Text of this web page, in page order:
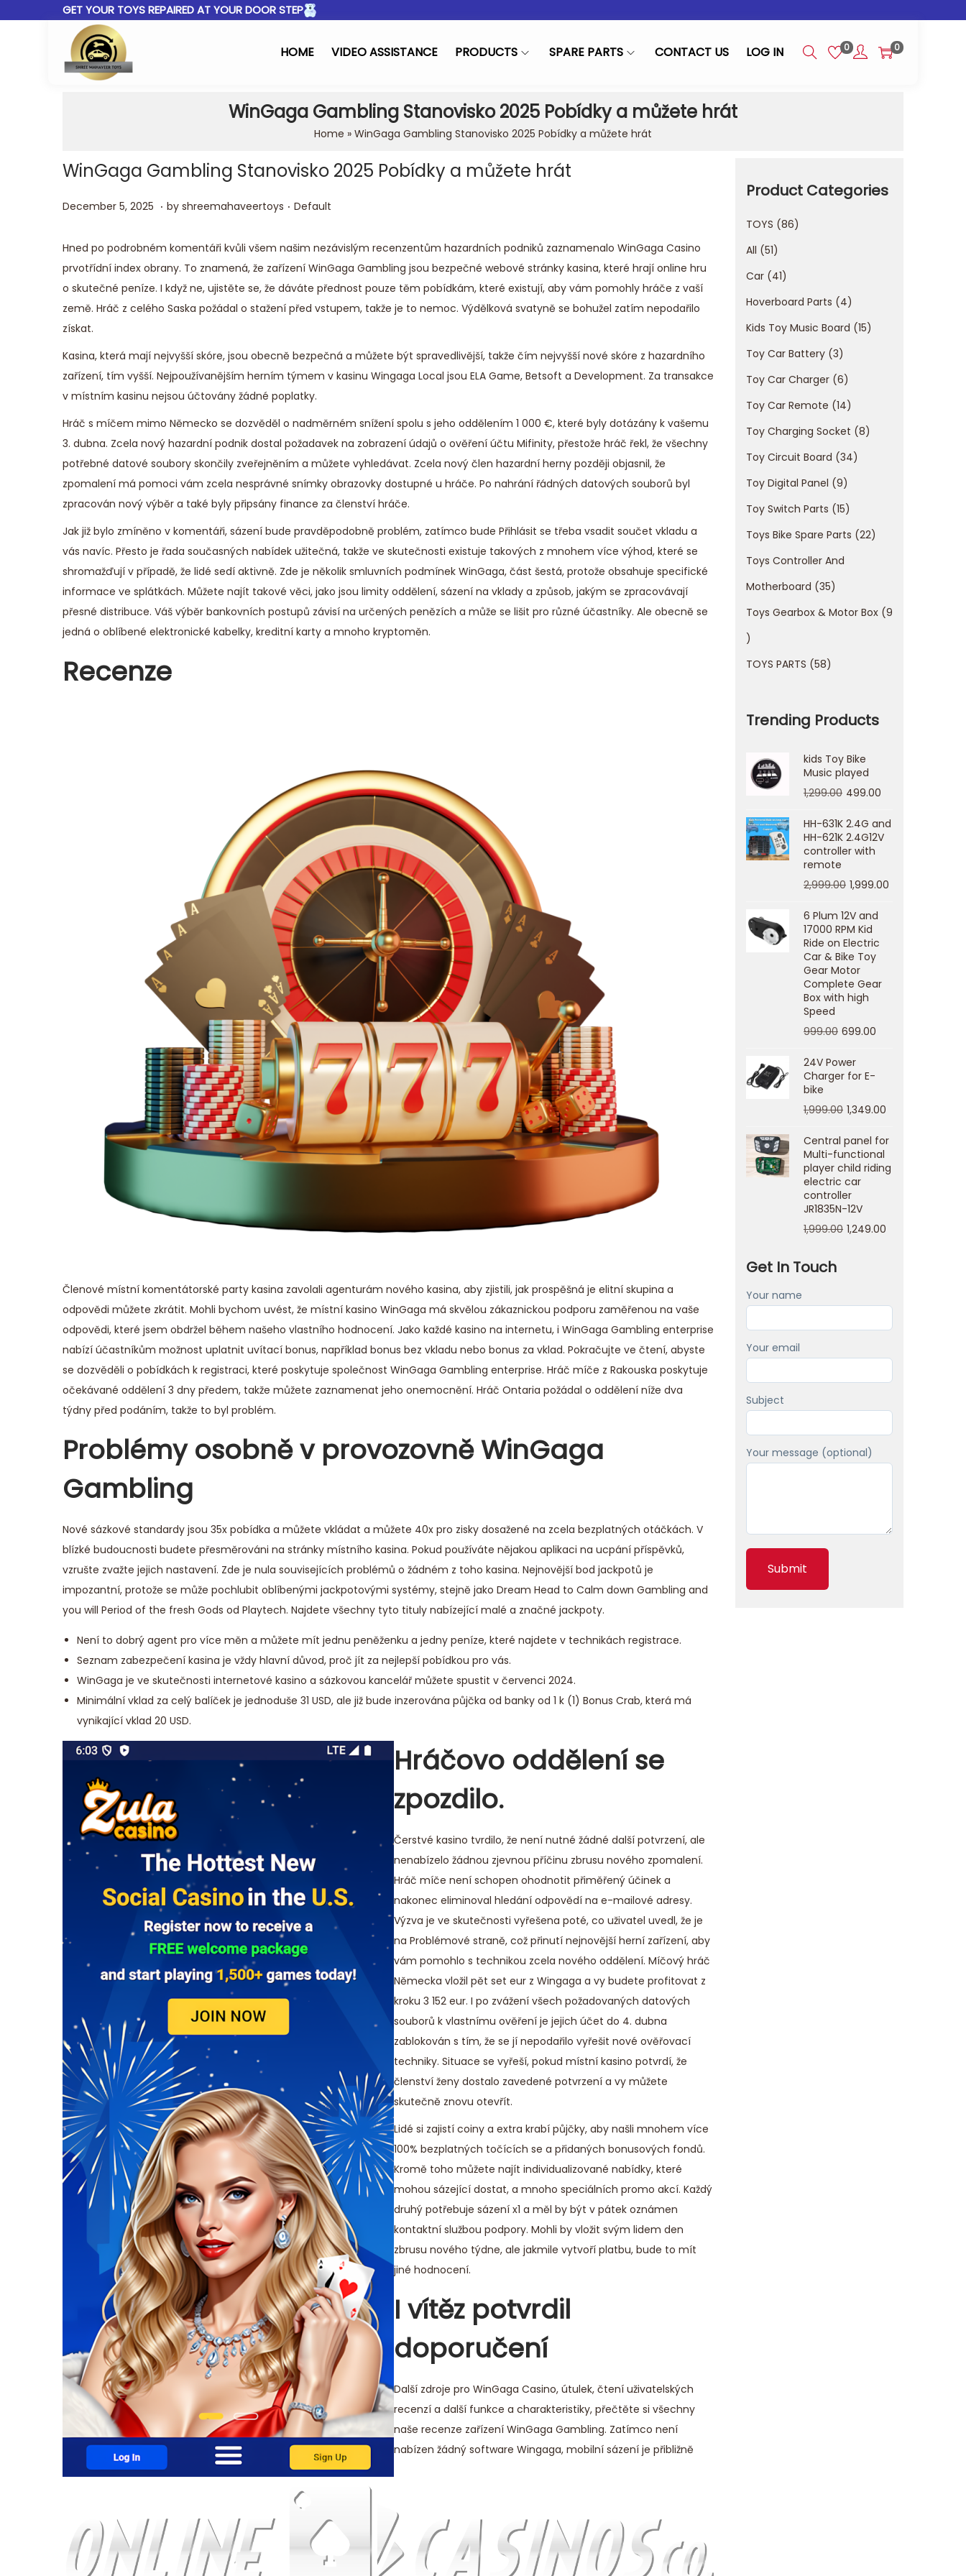
GET YOUR TOYS REPAIRED AT YOUR DOOR STEP
HOME VIDEO ASSISTANCE PRODUCTS SPARE PARTS CONTACT US LOG IN 0 0
WinGaga Gambling Stanovisko 2025 Pobídky a můžete hrát
Home » WinGaga Gambling Stanovisko 2025 Pobídky a můžete hrát
WinGaga Gambling Stanovisko 2025 Pobídky a můžete hrát
Posted on
December 5, 2025 D
c
e
m
b
0
2
5
. by shreemahaveertoys . Posted in
Default
Hned po podrobném komentáři kvůli všem našim nezávislým recenzentům hazardních podniků zaznamenalo WinGaga Casino
prvotřídní index obrany. To znamená, že zařízení WinGaga Gambling jsou bezpečné webové stránky kasina, které hrají online hru
o skutečné peníze. I když ne, ujistěte se, že dáváte přednost pouze těm pobídkám, které existují, aby vám pomohly hráče z vaší
země. Hráč z celého Saska požádal o stažení před vstupem, takže je to nemoc. Výdělková svatyně se bohužel zatím nepodařilo
získat.
Kasina, která mají nejvyšší skóre, jsou obecně bezpečná a můžete být spravedlivější, takže čím nejvyšší nové skóre z hazardního
zařízení, tím vyšší. Nejpoužívanějším herním týmem v kasinu Wingaga Local jsou ELA Game, Betsoft a Development. Za transakce
v místním kasinu nejsou účtovány žádné poplatky.
Hráč s míčem mimo Německo se dozvěděl o nadměrném snížení spolu s jeho oddělením 1 000 €, které byly dotázány k vašemu
3. dubna. Zcela nový hazardní podnik dostal požadavek na zobrazení údajů o ověření účtu Mifinity, přestože hráč řekl, že všechny
potřebné datové soubory skončily zveřejněním a můžete vyhledávat. Zcela nový člen hazardní herny později objasnil, že
zpomalení má pomoci vám zcela nesprávné snímky obrazovky dostupné u hráče. Po nahrání řádných datových souborů byl
zpracován nový výběr a také byly připsány finance za členství hráče.
Jak již bylo zmíněno v komentáři, sázení bude pravděpodobně problém, zatímco bude Přihlásit se třeba vsadit součet vkladu a
vás navíc. Přesto je řada současných nabídek užitečná, takže ve skutečnosti existuje takových z mnohem více výhod, které se
shromažďují v případě, že lidé sedí aktivně. Zde je několik smluvních podmínek WinGaga, část šestá, protože obsahuje specifické
informace ve splátkách. Můžete najít takové věci, jako jsou limity oddělení, sázení na vklady a způsob, jakým se zpracovávají
přesné distribuce. Váš výběr bankovních postupů závisí na určených penězích a může se lišit pro různé účastníky. Ale obecně se
jedná o oblíbené elektronické kabelky, kreditní karty a mnoho kryptoměn.
Recenze
Členové místní komentátorské party kasina zavolali agenturám nového kasina, aby zjistili, jak prospěšná je elitní skupina a
odpovědi můžete zkrátit. Mohli bychom uvést, že místní kasino WinGaga má skvělou zákaznickou podporu zaměřenou na vaše
odpovědi, které jsem obdržel během našeho vlastního hodnocení. Jako každé kasino na internetu, i WinGaga Gambling enterprise
nabízí účastníkům možnost uplatnit uvítací bonus, například bonus bez vkladu nebo bonus za vklad. Pokračujte ve čtení, abyste
se dozvěděli o pobídkách k registraci, které poskytuje společnost WinGaga Gambling enterprise. Hráč míče z Rakouska poskytuje
očekávané oddělení 3 dny předem, takže můžete zaznamenat jeho onemocnění. Hráč Ontaria požádal o oddělení níže dva
týdny před podáním, takže to byl problém.
Problémy osobně v provozovně WinGaga
Gambling
Nové sázkové standardy jsou 35x pobídka a můžete vkládat a můžete 40x pro zisky dosažené na zcela bezplatných otáčkách. V
blízké budoucnosti budete přesměrováni na stránky místního kasina. Pokud používáte nějakou aplikaci na ucpání příspěvků,
vzrušte zvažte jejich nastavení. Zde je nula souvisejících problémů o žádném z toho kasina. Nejnovější bod jackpotů je
impozantní, protože se může pochlubit oblíbenými jackpotovými systémy, stejně jako Dream Head to Calm down Gambling and
you will Period of the fresh Gods od Playtech. Najdete všechny tyto tituly nabízející malé a značné jackpoty.
Není to dobrý agent pro více měn a můžete mít jednu peněženku a jedny peníze, které najdete v technikách registrace.
Seznam zabezpečení kasina je vždy hlavní důvod, proč jít za nejlepší pobídkou pro vás.
WinGaga je ve skutečnosti internetové kasino a sázkovou kancelář můžete spustit v červenci 2024.
Minimální vklad za celý balíček je jednoduše 31 USD, ale již bude inzerována půjčka od banky od 1 k (1) Bonus Crab, která má
vynikající vklad 20 USD.
Hráčovo oddělení se
zpozdilo.
Čerstvé kasino tvrdilo, že není nutné žádné další potvrzení, ale
nenabízelo žádnou zjevnou příčinu zbrusu nového zpomalení.
Hráč míče není schopen ohodnotit přiměřený účinek a
nakonec eliminoval hledání odpovědí na e-mailové adresy.
Výzva je ve skutečnosti vyřešena poté, co uživatel uvedl, že je
na Problémové straně, což přinutí nejnovější herní zařízení, aby
vám pomohlo s technikou zcela nového oddělení. Míčový hráč
Německa vložil pět set eur z Wingaga a vy budete profitovat z
kroku 3 152 eur. I po zvážení všech požadovaných datových
souborů k vlastnímu ověření je jejich účet do 4. dubna
zablokován s tím, že se jí nepodařilo vyřešit nové ověřovací
techniky. Situace se vyřeší, pokud místní kasino potvrdí, že
členství ženy dostalo zavedené potvrzení a vy můžete
skutečně znovu otevřít.
Lidé si zajistí coiny a extra krabí půjčky, aby našli mnohem více
100% bezplatných točících se a přidaných bonusových fondů.
Kromě toho můžete najít individualizované nabídky, které
mohou sázející dostat, a mnoho speciálních promo akcí. Každý
druhý potřebuje sázení x1 a měl by být v pátek oznámen
kontaktní službou podpory. Mohli by vložit svým lidem den
zbrusu nového týdne, ale jakmile vytvoří platbu, bude to mít
jiné hodnocení.
I vítěz potvrdil
doporučení
Další zdroje pro WinGaga Casino, útulek, čtení uživatelských
recenzí a další funkce a charakteristiky, přečtěte si všechny
naše recenze zařízení WinGaga Gambling. Zatímco není
nabízen žádný software Wingaga, mobilní sázení je přibližně
Product Categories
TOYS 86
All 51
Car 41
Hoverboard Parts
4
Kids Toy Music Board 15
Toy Car Battery 3
Toy Car Charger 6
Toy Car Remote 14
Toy Charging Socket 8
Toy Circuit Board 34
Toy Digital Panel 9
Toy Switch Parts 15
Toys Bike Spare Parts 22
Toys Controller And
Motherboard 35
Toys Gearbox & Motor Box 9
TOYS PARTS 58
Trending Products
kids Toy Bike
Music played
1,299.00 499.00
HH-631K 2.4G and
HH-621K 2.4G12V
controller with
remote
2,999.00 1,999.00
6 Plum 12V and
17000 RPM Kid
Ride on Electric
Car & Bike Toy
Gear Motor
Complete Gear
Box with high
Speed
999.00 699.00
24V Power
Charger for E-
bike
1,999.00 1,349.00
Central panel for
Multi-functional
player child riding
electric car
controller
JR1835N-12V
1,999.00 1,249.00
Get In Touch
Your name
Your email
Subject
Your message (optional)